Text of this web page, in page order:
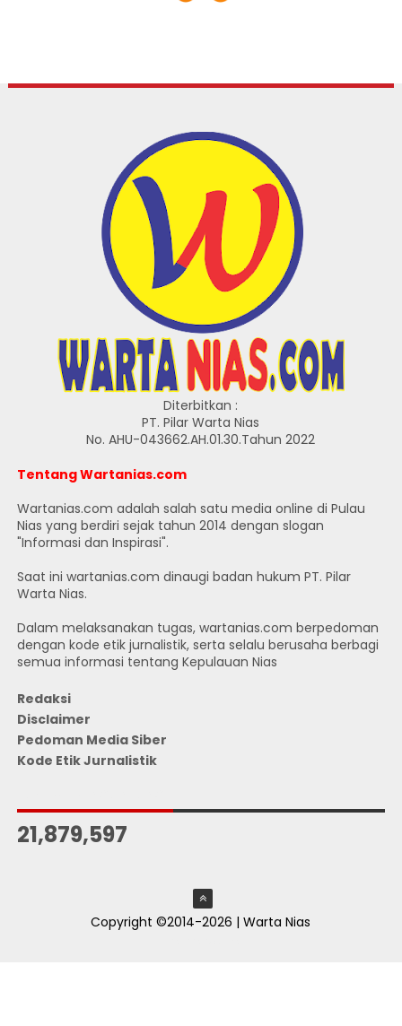
Diterbitkan :
PT. Pilar Warta Nias
No. AHU-043662.AH.01.30.Tahun 2022
Tentang Wartanias.com
Wartanias.com adalah salah satu media online di Pulau
Nias yang berdiri sejak tahun 2014 dengan slogan
"Informasi dan Inspirasi".
Saat ini wartanias.com dinaugi badan hukum PT. Pilar
Warta Nias.
Dalam melaksanakan tugas, wartanias.com berpedoman
dengan kode etik jurnalistik, serta selalu berusaha berbagi
semua informasi tentang Kepulauan Nias
Redaksi
Disclaimer
Pedoman Media Siber
Kode Etik Jurnalistik
21,879,597
Copyright ©2014-2026 | Warta Nias